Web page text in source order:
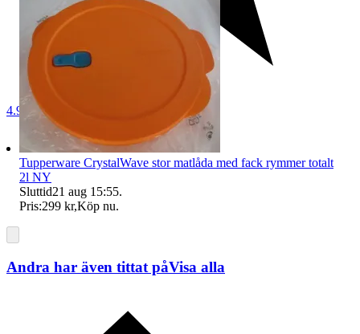
4.9
Tupperware CrystalWave stor matlåda med fack rymmer totalt
2l NY
Sluttid21 aug 15:55.
Pris:299 kr,Köp nu.
Andra har även tittat påVisa alla